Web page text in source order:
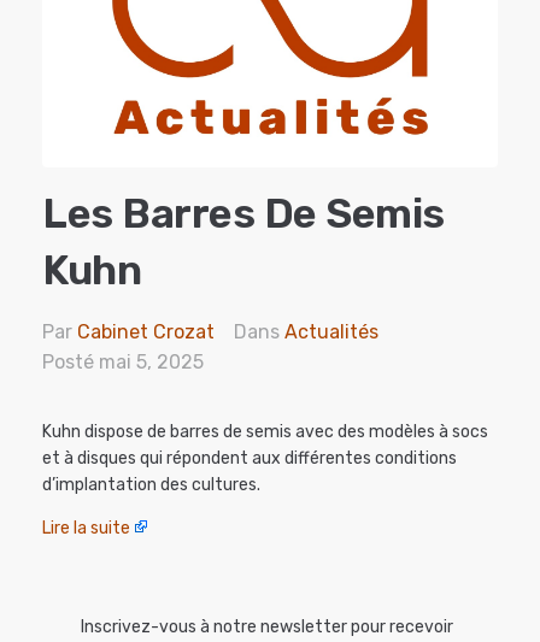
Les Barres De Semis
Kuhn
Par Cabinet Crozat Dans Actualités
Posté mai 5, 2025
Kuhn dispose de barres de semis avec des modèles à socs
et à disques qui répondent aux différentes conditions
d’implantation des cultures.
Lire la suite
Inscrivez-vous à notre newsletter pour recevoir